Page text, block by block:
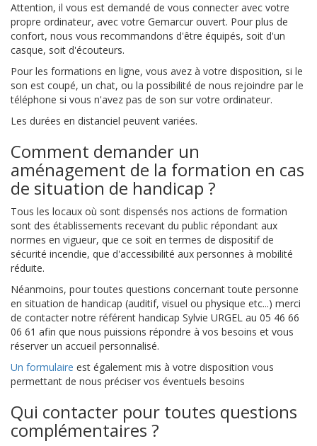
Attention, il vous est demandé de vous connecter avec votre
propre ordinateur, avec votre Gemarcur ouvert. Pour plus de
confort, nous vous recommandons d'être équipés, soit d'un
casque, soit d'écouteurs.
Pour les formations en ligne, vous avez à votre disposition, si le
son est coupé, un chat, ou la possibilité de nous rejoindre par le
téléphone si vous n'avez pas de son sur votre ordinateur.
Les durées en distanciel peuvent variées.
Comment demander un
aménagement de la formation en cas
de situation de handicap ?
Tous les locaux où sont dispensés nos actions de formation
sont des établissements recevant du public répondant aux
normes en vigueur, que ce soit en termes de dispositif de
sécurité incendie, que d'accessibilité aux personnes à mobilité
réduite.
Néanmoins, pour toutes questions concernant toute personne
en situation de handicap (auditif, visuel ou physique etc...) merci
de contacter notre référent handicap Sylvie URGEL au 05 46 66
06 61 afin que nous puissions répondre à vos besoins et vous
réserver un accueil personnalisé.
Un formulaire est également mis à votre disposition vous
permettant de nous préciser vos éventuels besoins
Qui contacter pour toutes questions
complémentaires ?